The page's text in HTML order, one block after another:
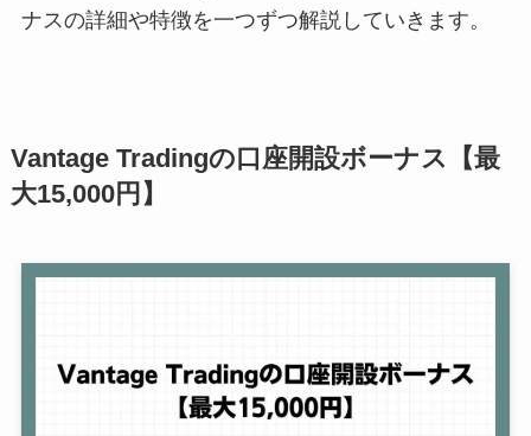
ナスの詳細や特徴を一つずつ解説していきます。
Vantage Tradingの口座開設ボーナス
【最
大15,000円】